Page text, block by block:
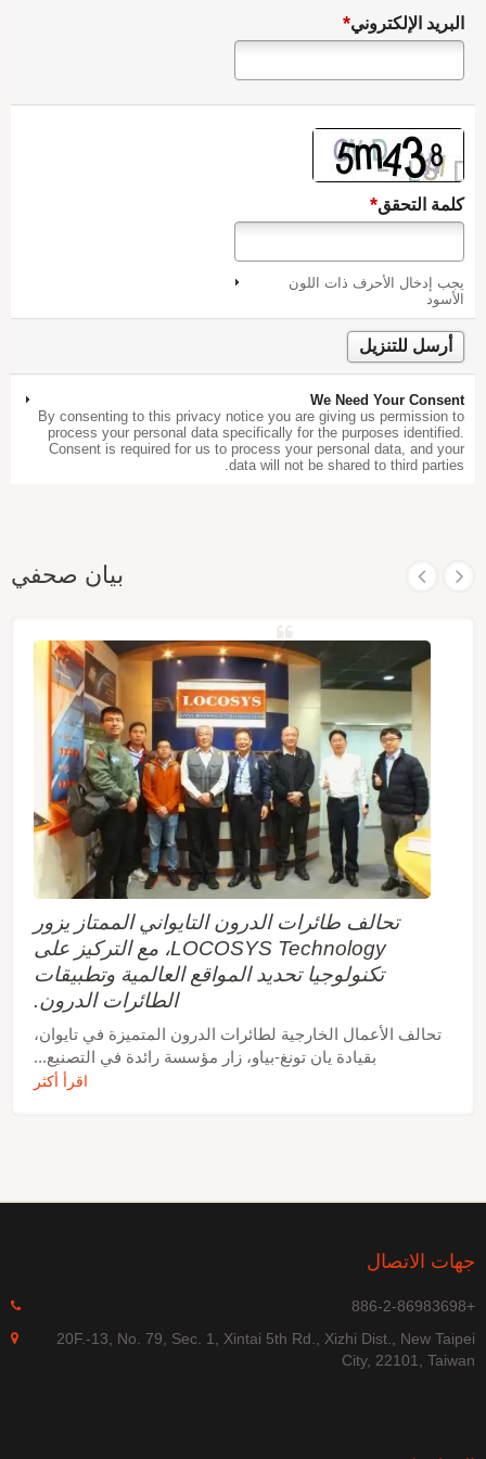
البريد الإلكتروني*
كلمة التحقق*
يجب إدخال الأحرف ذات اللون
الأسود
We Need Your Consent
By consenting to this privacy notice you are giving us permission to
process your personal data specifically for the purposes identified.
Consent is required for us to process your personal data, and your
data will not be shared to third parties.
بيان صحفي
تحالف طائرات الدرون التايواني الممتاز يزور
LOCOSYS Technology، مع التركيز على
تكنولوجيا تحديد المواقع العالمية وتطبيقات
الطائرات الدرون.
تحالف الأعمال الخارجية لطائرات الدرون المتميزة في تايوان،
بقيادة يان تونغ-بياو، زار مؤسسة رائدة في التصنيع...
اقرأ أكثر
جهات الاتصال
+886-2-86983698
20F.-13, No. 79, Sec. 1, Xintai 5th Rd., Xizhi Dist., New Taipei
City, 22101, Taiwan